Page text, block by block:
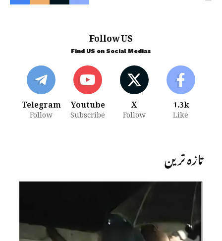
Follow US
Find US on Social Medias
1.3k
Like
X
Follow
Youtube
Subscribe
Telegram
Follow
تازہ ترین